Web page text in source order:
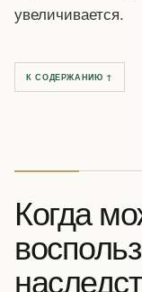
увеличивается.
К СОДЕРЖАНИЮ ↑
Когда